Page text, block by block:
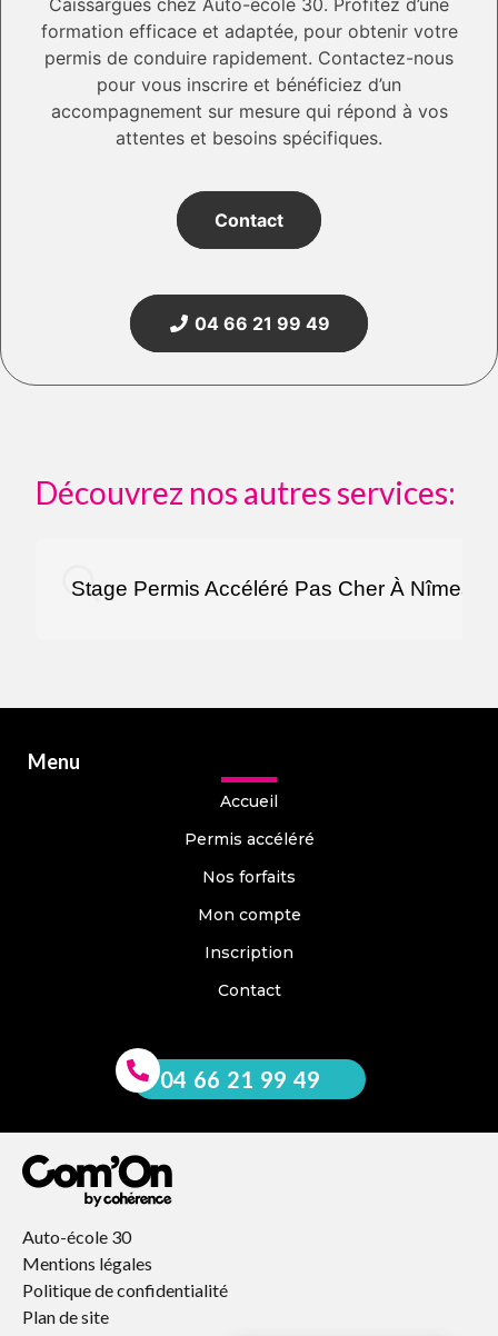
formation efficace et adaptée, pour obtenir votre
permis de conduire rapidement. Contactez-nous
pour vous inscrire et bénéficiez d’un
accompagnement sur mesure qui répond à vos
attentes et besoins spécifiques.
Contact
04 66 21 99 49
Découvrez nos autres services:
Stage Permis Accéléré Pas Cher À Nîmes
Menu
Accueil
Permis accéléré
Nos forfaits
Mon compte
Inscription
Contact
04 66 21 99 49
Auto-école 30
Mentions légales
Politique de confidentialité
Plan de site